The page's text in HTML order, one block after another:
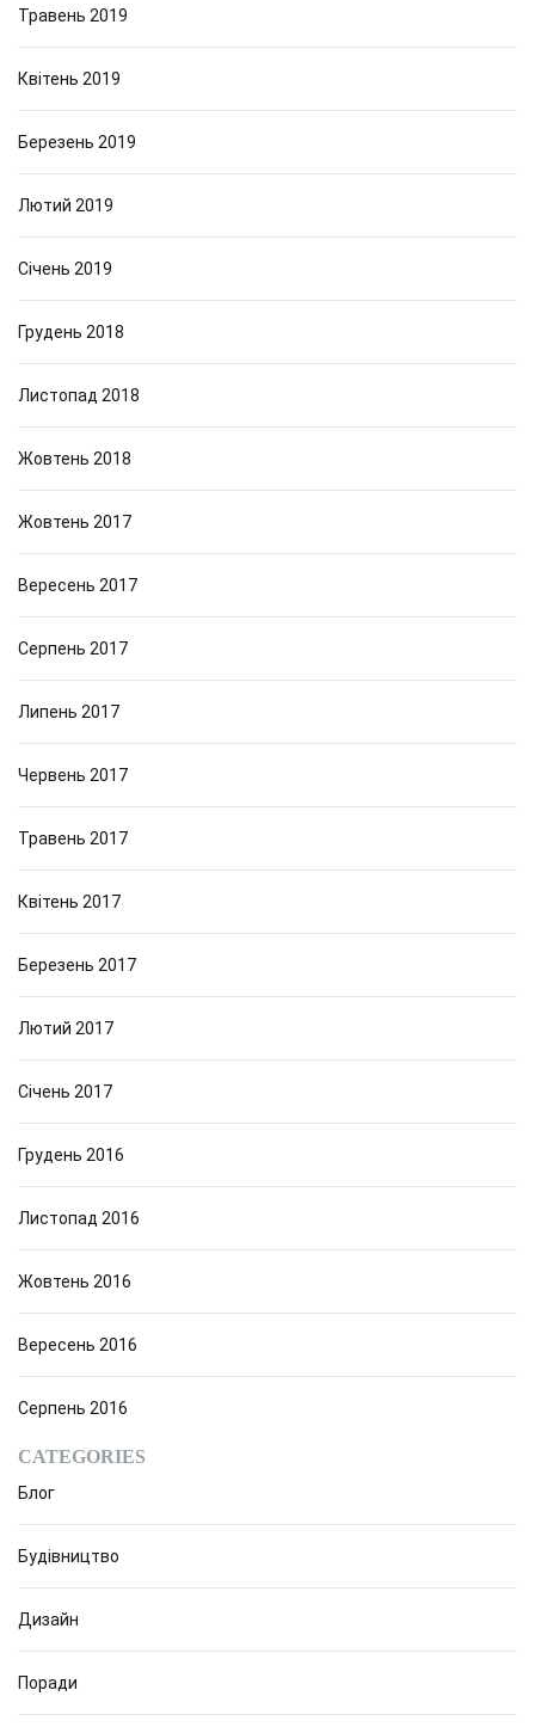
Травень 2019
Квітень 2019
Березень 2019
Лютий 2019
Січень 2019
Грудень 2018
Листопад 2018
Жовтень 2018
Жовтень 2017
Вересень 2017
Серпень 2017
Липень 2017
Червень 2017
Травень 2017
Квітень 2017
Березень 2017
Лютий 2017
Січень 2017
Грудень 2016
Листопад 2016
Жовтень 2016
Вересень 2016
Серпень 2016
CATEGORIES
Блог
Будівництво
Дизайн
Поради